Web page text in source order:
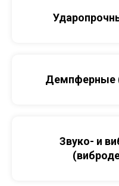
Демпферные
Звуко- и